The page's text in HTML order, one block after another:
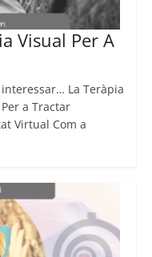
Visual Per A
La Teràpia
a Tractar
Virtual Com a